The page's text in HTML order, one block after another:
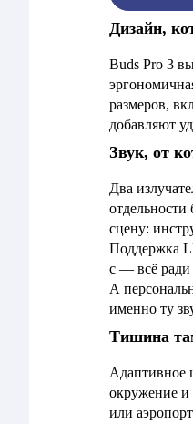
Дизайн,
Buds Pro 3
размеров,
добавляют
Звук, от
Два
сцену:
Поддержка
с — всё ради
А
именно ту
Тишина
Адаптивное
окружение и
или